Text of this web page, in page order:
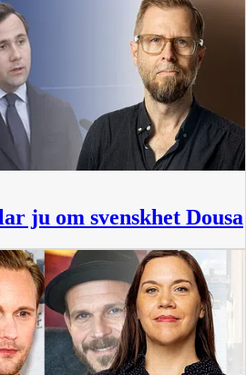
ju om svenskhet Dousa